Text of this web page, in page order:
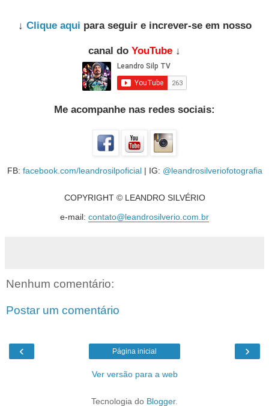
↓ Clique aqui para seguir e increver-se em nosso
canal do YouTube ↓
Me acompanhe nas redes sociais:
FB: facebook.com/leandrosilpoficial| IG: @leandrosilveriofotografia
COPYRIGHT © LEANDRO SILVÉRIO
e-mail: contato@leandrosilverio.com.br
Nenhum comentário:
Postar um comentário
‹ ›
Página inicial
Ver versão para a web
Tecnologia do Blogger.